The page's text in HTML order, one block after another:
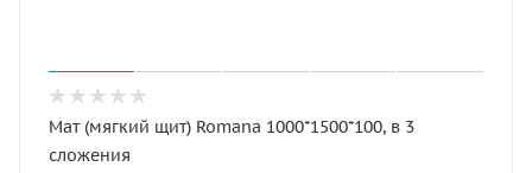
Мат (мягкий щит) Romana 1000*1500*100, в 3
сложения